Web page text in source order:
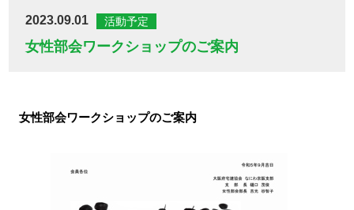
2023.09.01 活動予定
女性部会ワークショップのご案内
女性部会ワークショップのご案内